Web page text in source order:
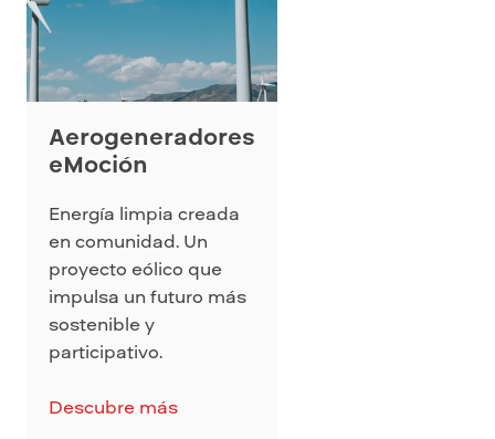
Aerogeneradores
eMoción
Energía limpia creada
en comunidad. Un
proyecto eólico que
impulsa un futuro más
sostenible y
participativo.
Descubre más